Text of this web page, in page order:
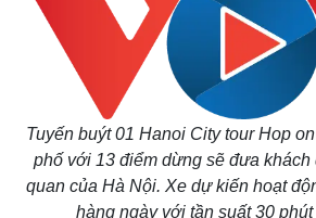
Tuyến buýt 01 Hanoi City tour Hop
phố với 13 điểm dừng sẽ đưa khách
quan của Hà Nội. Xe dự kiến hoạt
hàng ngày với tần suất 30